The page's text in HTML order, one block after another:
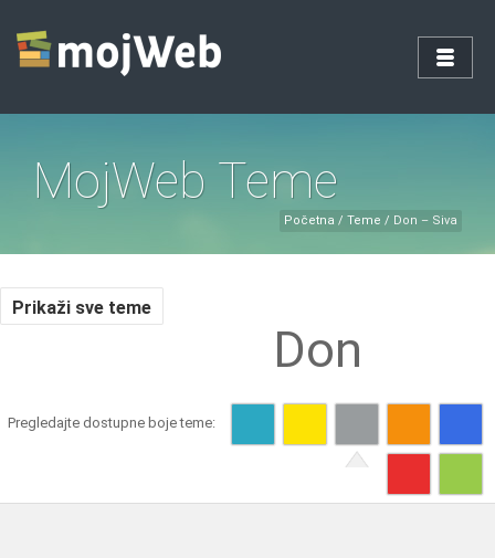
MojWeb Teme
Početna / Teme / Don – Siva
Prikaži sve teme
Don
Pregledajte dostupne boje teme: